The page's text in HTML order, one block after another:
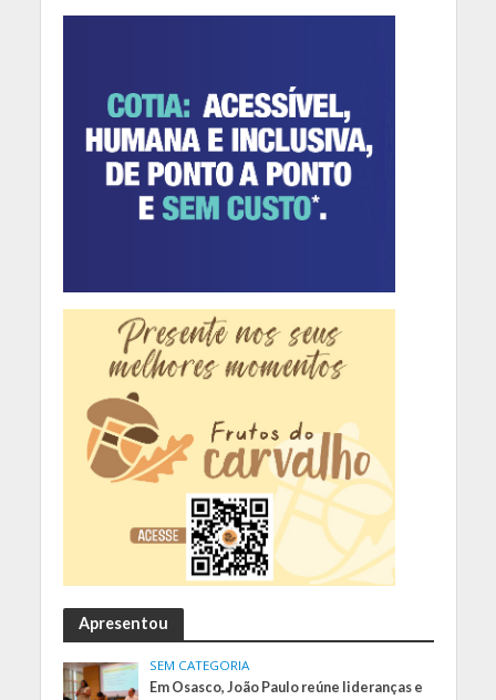
Apresentou
SEM CATEGORIA
Em Osasco, João Paulo reúne lideranças e